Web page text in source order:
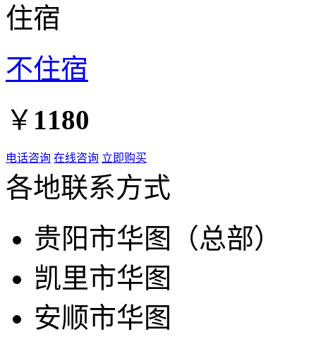
住宿
不住宿
￥ 1180
电话咨询 在线咨询 立即购买
各地联系方式
贵阳市华图（总部）
凯里市华图
安顺市华图